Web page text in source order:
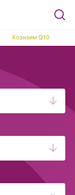
Коэнзим Q10